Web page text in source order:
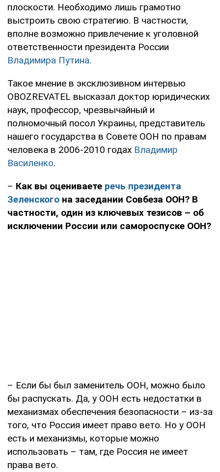
плоскости. Необходимо лишь грамотно
выстроить свою стратегию. В частности,
вполне возможно привлечение к уголовной
ответственности президента России
Владимира Путина.
Такое мнение в эксклюзивном интервью
OBOZREVATEL высказал доктор юридических
наук, профессор, чрезвычайный и
полномочный посол Украины, представитель
нашего государства в Совете ООН по правам
человека в 2006-2010 годах Владимир
Василенко.
– Как вы оцениваете речь президента
Зеленского на заседании Совбеза ООН? В
частности, один из ключевых тезисов – об
исключении России или самороспуске ООН?
– Если бы был заменитель ООН, можно было
бы распускать. Да, у ООН есть недостатки в
механизмах обеспечения безопасности – из-за
того, что Россия имеет право вето. Но у ООН
есть и механизмы, которые можно
использовать – там, где Россия не имеет
права вето.